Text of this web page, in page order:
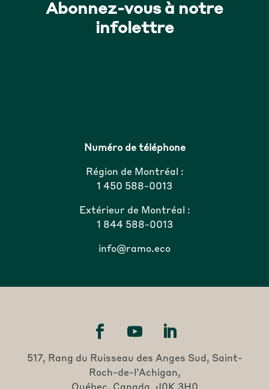
Abonnez-vous à notre
infolettre
Numéro de téléphone
Région de Montréal :
1 450 588-0013
Extérieur de Montréal :
1 844 588-0013
info@ramo.eco
517, Rang du Ruisseau des Anges Sud, Saint-
Roch-de-l’Achigan,